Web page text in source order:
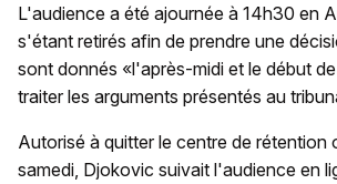
L'audience a été ajournée à 14h30 en
s'étant retirés afin de prendre une
sont donnés «l'après-midi et le début
traiter les arguments présentés au
Autorisé à quitter le centre de rétention
samedi, Djokovic suivait l'audience en